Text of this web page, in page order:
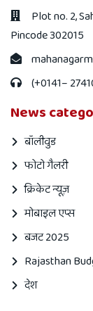
Plot no. 2,
Pincode 302015
(+0141–
News
बॉलीवुड
फोटो गैलरी
क्रिकेट न्यूज़
मोबाइल एप्स
बजट 2025
Rajasthan
देश